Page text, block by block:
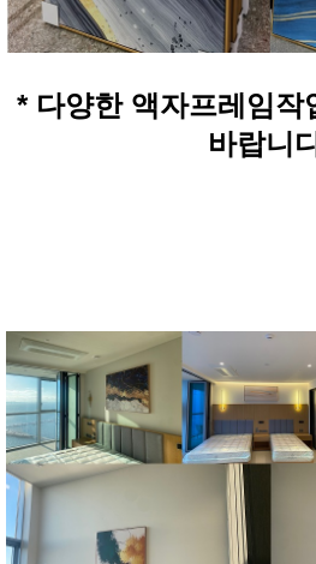
* 다양한 액자프레임작
바랍니